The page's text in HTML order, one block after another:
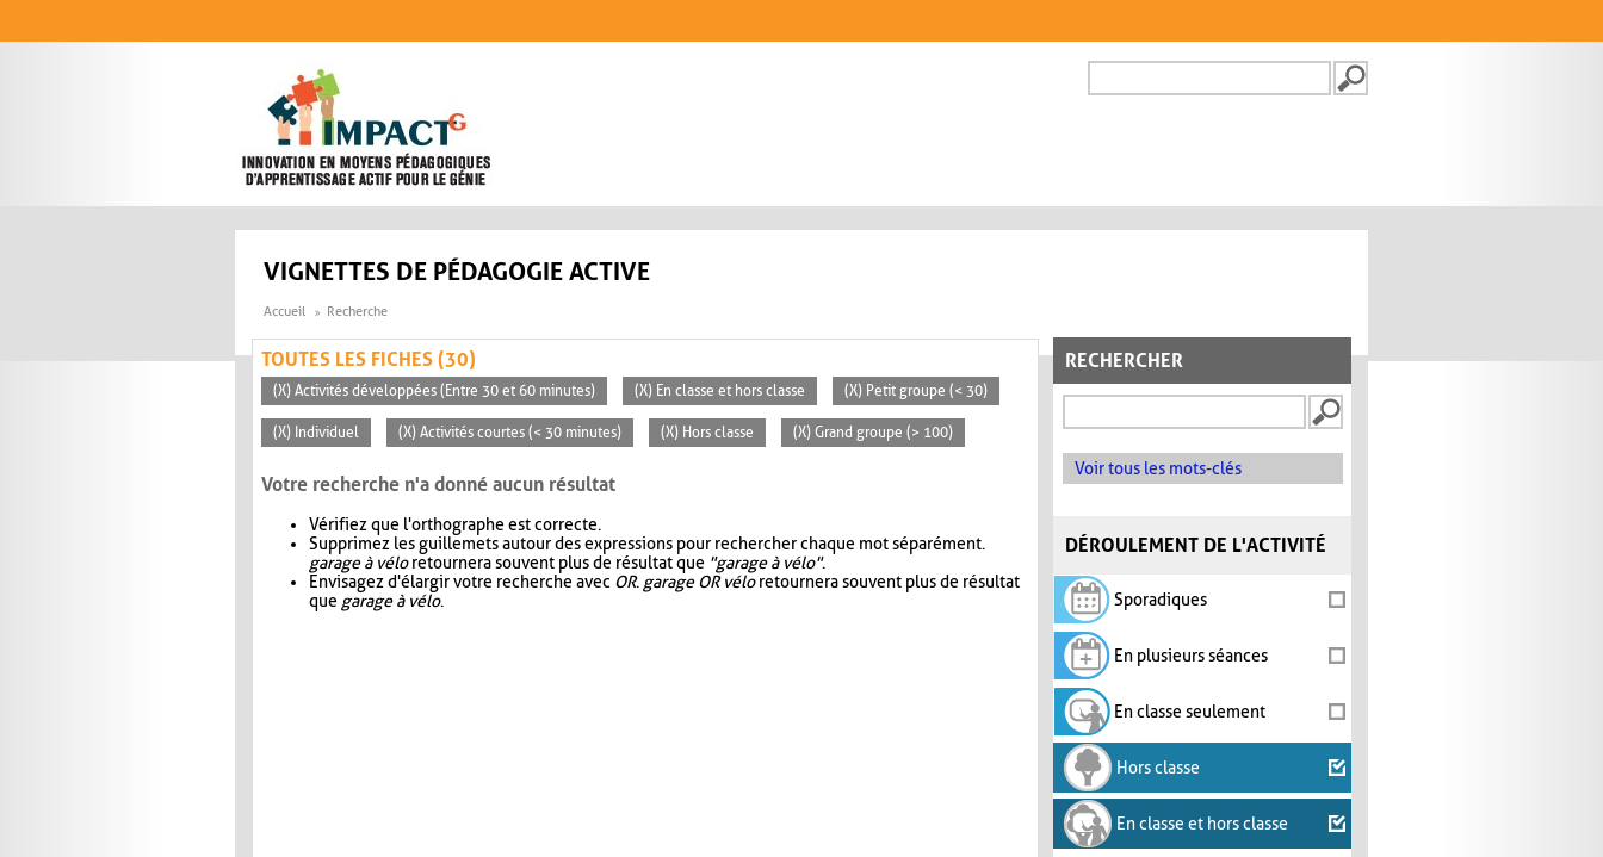
FORMULAIRE DE
VIGNETTES DE PÉDAGOGIE ACTIVE
Accueil Recherche
RECHERCHER
Voir tous les mots-clés
DÉROULEMENT DE L'ACTIVITÉ
Sporadiques
En plusieurs séances
En classe seulement
Hors classe
En classe et hors classe
TOUTES LES FICHES (30)
(X) Activités développées (Entre 30 et 60 minutes) (X) En classe et hors classe (X) Petit groupe (< 30)
(X) Individuel (X) Activités courtes (< 30 minutes) (X) Hors classe (X) Grand groupe (> 100)
Votre recherche n'a donné aucun résultat
Vérifiez que l'orthographe est correcte.
Supprimez les guillemets autour des expressions pour rechercher chaque mot séparément.
garage à véloretournera souvent plus de résultat que "garage à vélo".
Envisagez d'élargir votre recherche avec OR. garage OR véloretournera souvent plus de résultat
que garage à vélo.